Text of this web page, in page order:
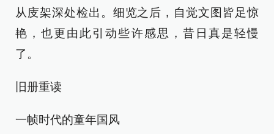
从庋架深处检出。细览之后，自觉文图皆足惊
艳，也更由此引动些许感思，昔日真是轻慢
了。
旧册重读
一帧时代的童年国风